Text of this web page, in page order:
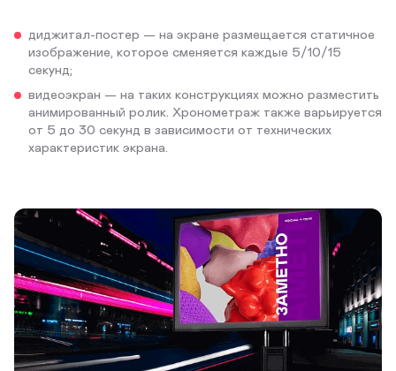
диджитал-постер — на экране размещается статичное
изображение, которое сменяется каждые 5/10/15
секунд;
видеоэкран — на таких конструкциях можно разместить
анимированный ролик. Хронометраж также варьируется
от 5 до 30 секунд в зависимости от технических
характеристик экрана.